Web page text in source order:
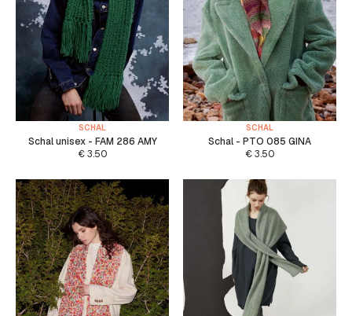
SCHAL
Schal unisex - FAM 286 AMY
€3.50
SCHAL
Schal - PTO 085 GINA
€3.50